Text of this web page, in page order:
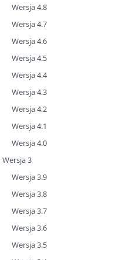
Wersja 4.8
Wersja 4.7
Wersja 4.6
Wersja 4.5
Wersja 4.4
Wersja 4.3
Wersja 4.2
Wersja 4.1
Wersja 4.0
Wersja 3
Wersja 3.9
Wersja 3.8
Wersja 3.7
Wersja 3.6
Wersja 3.5